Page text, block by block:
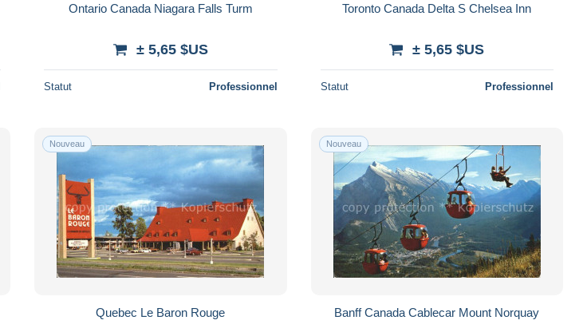
Ontario Canada Niagara Falls Turm
± 5,65 $US
Statut Professionnel
Toronto Canada Delta S Chelsea Inn
± 5,65 $US
Statut Professionnel
Nouveau
Quebec Le Baron Rouge
Nouveau
Banff Canada Cablecar Mount Norquay